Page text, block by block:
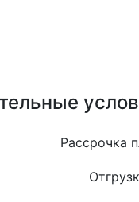
Рассрочка